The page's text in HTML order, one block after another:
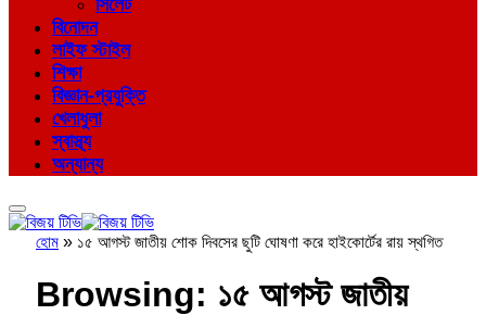
সিলেট
বিনোদন
লাইফ স্টাইল
শিক্ষা
বিজ্ঞান-প্রযুক্তি
খেলাধুলা
স্বাস্থ্য
অন্যান্য
হোম » ১৫ আগস্ট জাতীয় শোক দিবসের ছুটি ঘোষণা করে হাইকোর্টের রায় স্থগিত
Browsing: ১৫ আগস্ট জাতীয়